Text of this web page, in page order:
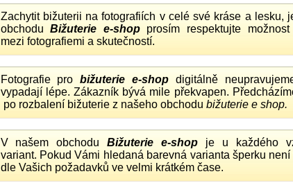
Zachytit bižuterii na fotografiích v celé své kráse a lesku,
obchoduBižuterie e-shopprosím respektujte
mezi fotografiemi a skutečností.
Fotografie probižuterie e-shopdigitálně
vypadají lépe. Zákazník bývá mile překvapen.
po rozbalení bižuterie z našeho obchodu bižuterie e shop.
V našem obchoduBižuterie e-shop je u každého
variant. Pokud Vámi hledaná barevná varianta šperku
dle Vašich požadavků ve velmi krátkém čase.